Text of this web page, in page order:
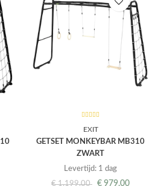
EXIT
GETSET MONKEYBAR MB310
ZWART
Levertijd: 1 dag
€1.199,00 € 979,00